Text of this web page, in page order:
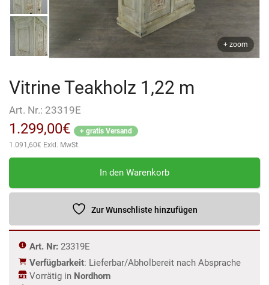
+ zoom
Vitrine Teakholz 1,22 m
Art. Nr.: 23319E
1.299,00€
+ gratis Versand
1.091,60€ Exkl. MwSt.
Vitrine
1,22
Menge
In den Warenkorb
Zur Wunschliste hinzufügen
Art. Nr: 23319E
Verfügbarkeit: Lieferbar/Abholbereit nach Absprache
Vorrätig in Nordhorn